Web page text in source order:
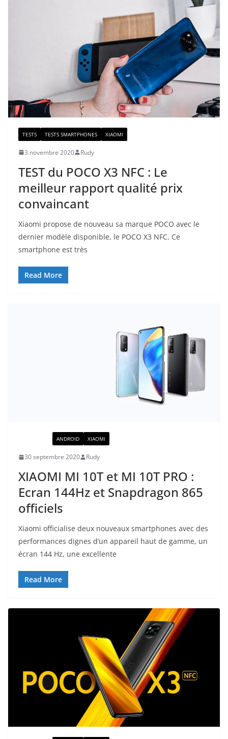
TESTS TESTS SMARTPHONES XIAOMI
3 novembre 2020 Rudy
TEST du POCO X3 NFC : Le
meilleur rapport qualité prix
convaincant
Xiaomi propose de nouveau sa marque POCO avec le
dernier modèle disponible, le POCO X3 NFC. Ce
smartphone est très
Read More
ANDROID XIAOMI
30 septembre 2020 Rudy
XIAOMI MI 10T et MI 10T PRO :
Ecran 144Hz et Snapdragon 865
officiels
Xiaomi officialise deux nouveaux smartphones avec des
performances dignes d’un appareil haut de gamme, un
écran 144 Hz, une excellente
Read More